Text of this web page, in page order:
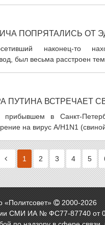
ПОПРЯТАЛИСЬ ОТ
наконец-то
был весьма расстроен
ПУТИНА ВСТРЕЧАЕТ
в Санкт-
на вирус A/H1N1
1 2 3 4 5
«Политсовет» 2000-2026
СМИ ИА № ФС77-87740 от